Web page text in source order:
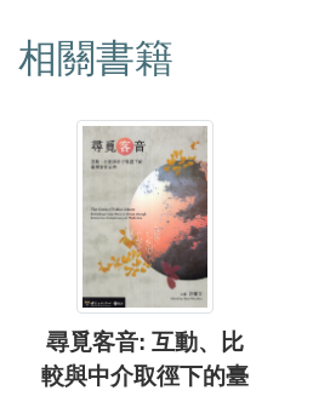
相關書籍
尋覓客音: 互動、比
較與中介取徑下的臺